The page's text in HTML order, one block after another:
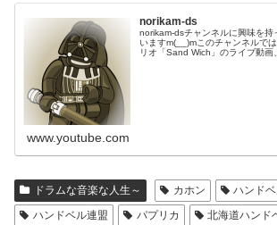
norikam-ds
norikam-dsチャンネルに興味を持
いますm(__)mこのチャンネルで
リオ「Sand Wich」のライブ動画
www.youtube.com
ドラムな音楽な人生～ カホン
ハンド
ハンドベル連盟
パプリカ
北海道ハンド